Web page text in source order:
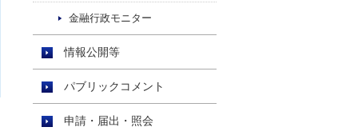
金融行政モニター
情報公開等
パブリックコメント
申請・届出・照会